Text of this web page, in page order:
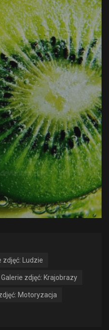
zdjęć: Ludzie
Galerie zdjęć: Krajobrazy
Motoryzacja